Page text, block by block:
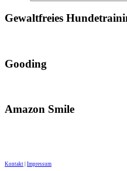
Gewaltfreies
Gooding
Amazon Smile
Kontakt Impressum